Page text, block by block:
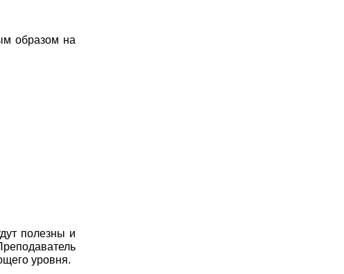
образом на
полезны и
уровня.